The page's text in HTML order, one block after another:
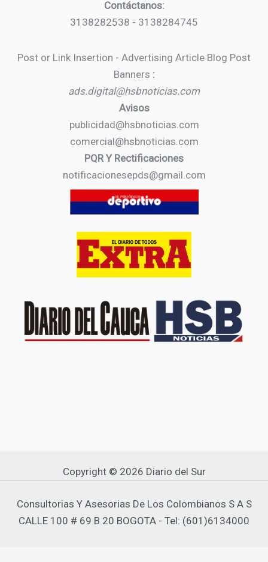
Contáctanos:
3138282538 - 3138284745
Post or Link Insertion - Advertising Article Blog Post
Banners :
ads.digital@hsbnoticias.com
Avisos
publicidad@hsbnoticias.com
comercial@hsbnoticias.com
PQR Y Rectificaciones
notificacionesepds@gmail.com
Copyright © 2026 Diario del Sur
Consultorias Y Asesorias De Los Colombianos S A S
CALLE 100 # 69 B 20 BOGOTA - Tel: (601)6134000